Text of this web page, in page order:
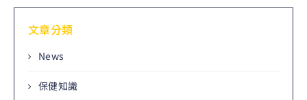
文章分類
News
保健知識